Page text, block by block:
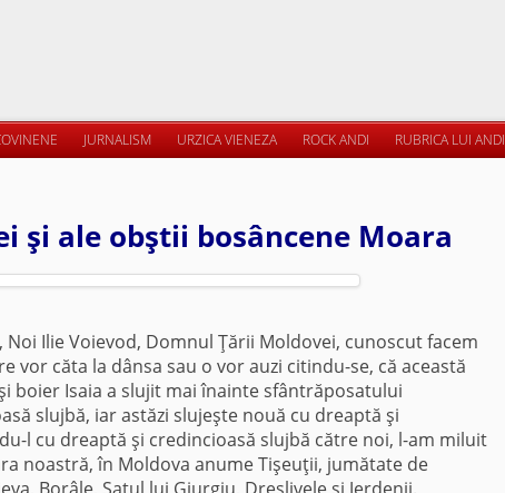
JURNALISM URZICA VIENEZA ROCK ANDI RUBRICA LUI ANDI
şi ale obştii bosâncene Moara
Noi Ilie Voievod, Domnul Ţării Moldovei, cunoscut facem
vor căta la dânsa sau o vor auzi citindu-se, că această
boier Isaia a slujit mai înainte sfântrăposatului
slujbă, iar astăzi slujeşte nouă cu dreaptă şi
l cu dreaptă şi credincioasă slujbă către noi, l-am miluit
noastră, în Moldova anume Tişeuţii, jumătate de